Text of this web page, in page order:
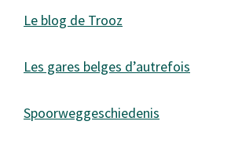
Le blog de Trooz
Les gares belges d’autrefois
Spoorweggeschiedenis